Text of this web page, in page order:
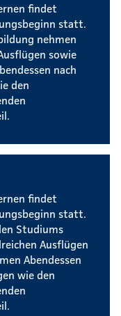
findet
statt.
nehmen
sowie
nach
den
findet
statt.
Studiums
Ausflügen
Abendessen
wie den